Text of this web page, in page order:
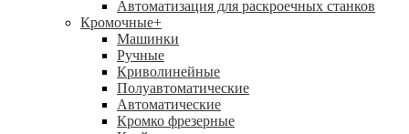
Автоматизация для раскроечных станков
Кромочные+
Машинки
Ручные
Криволинейные
Полуавтоматические
Автоматические
Кромко фрезерные